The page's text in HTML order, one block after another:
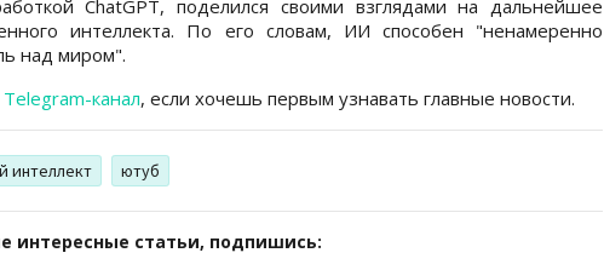
ChatGPT, поделился своими взглядами на дальнейшее
интеллекта. По его словам, ИИ способен "ненамеренно
над миром".
Telegram-канал, если хочешь первым узнавать главные новости.
интеллект ютуб
интересные статьи, подпишись: